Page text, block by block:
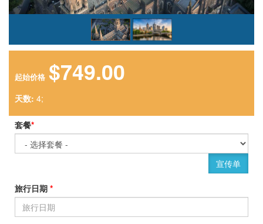
起始价格 $749.00
天数: 4;
套餐*
宣传单
旅行日期 *